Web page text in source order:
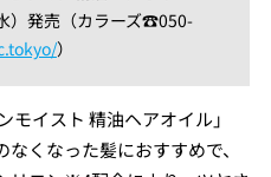
）発売（カラーズ☎︎050-
）
モイスト 精油ヘアオイル」
くなった髪におすすめで、